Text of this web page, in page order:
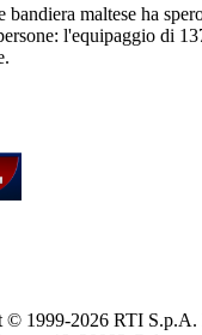
bandiera maltese ha
l'equipaggio di
© 1999-2026 RTI S.p.A.